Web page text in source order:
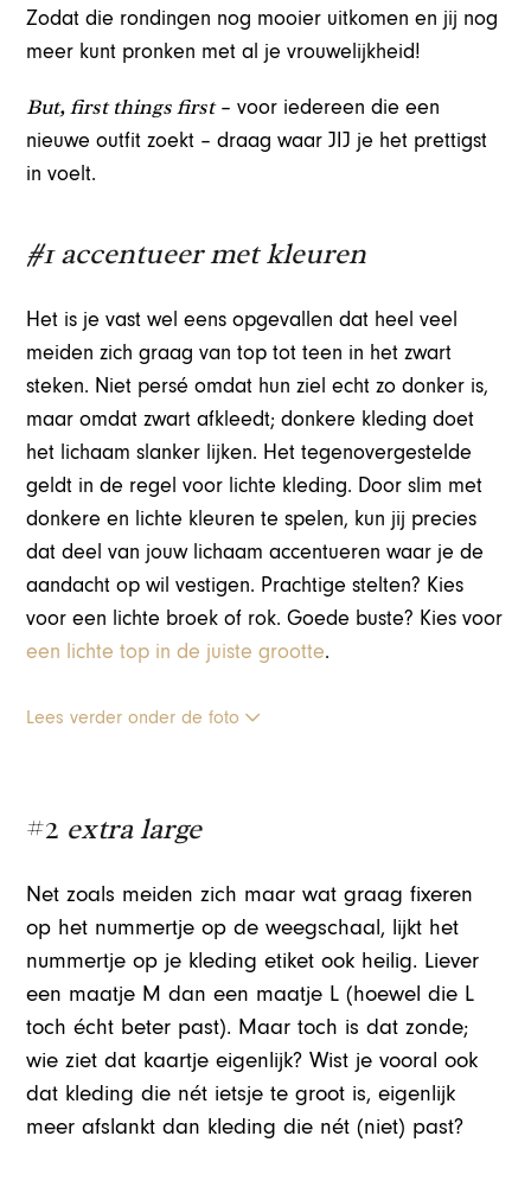
Zodat die rondingen nog mooier uitkomen en jij nog
meer kunt pronken met al je vrouwelijkheid!
But, first things first– voor iedereen die een
nieuwe outfit zoekt – draag waar JIJ je het prettigst
in voelt.
#1 accentueer met kleuren
Het is je vast wel eens opgevallen dat heel veel
meiden zich graag van top tot teen in het zwart
steken. Niet persé omdat hun ziel echt zo donker is,
maar omdat zwart afkleedt; donkere kleding doet
het lichaam slanker lijken. Het tegenovergestelde
geldt in de regel voor lichte kleding. Door slim met
donkere en lichte kleuren te spelen, kun jij precies
dat deel van jouw lichaam accentueren waar je de
aandacht op wil vestigen. Prachtige stelten? Kies
voor een lichte broek of rok. Goede buste? Kies voor
een lichte top in de juiste grootte.
Lees verder onder de foto
#2 extra large
Net zoals meiden zich maar wat graag fixeren
op het nummertje op de weegschaal, lijkt het
nummertje op je kleding etiket ook heilig. Liever
een maatje M dan een maatje L (hoewel die L
toch écht beter past). Maar toch is dat zonde;
wie ziet dat kaartje eigenlijk? Wist je vooral ook
dat kleding die nét ietsje te groot is, eigenlijk
meer afslankt dan kleding die nét (niet) past?